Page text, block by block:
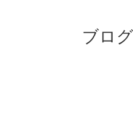
ブロ